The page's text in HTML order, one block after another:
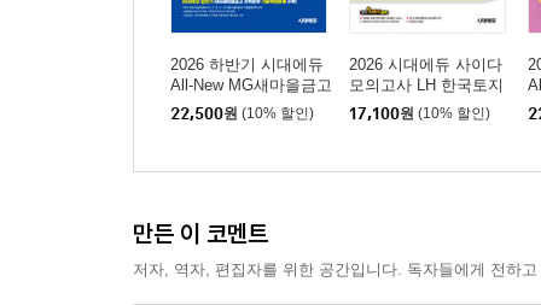
2026 하반기 시대에듀
All-New MG새마을금고
지역본부 필기전형 통
합기본서
22,500원 (10% 할인)
2026 시대에듀 사이다
모의고사 LH 한국토지
주택공사 기술직 NCS
+전공
17,100원 (10% 할인)
만든 이 코멘트
저자, 역자, 편집자를 위한 공간입니다. 독자들에게 전하